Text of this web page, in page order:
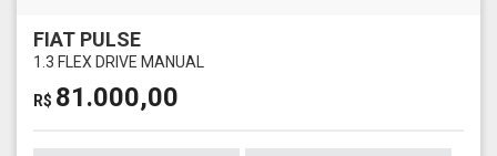
FIAT PULSE
1.3 FLEX DRIVE MANUAL
R$ 81.000,00